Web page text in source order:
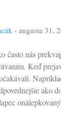
- augusta 31,
často nás
Keď
ako